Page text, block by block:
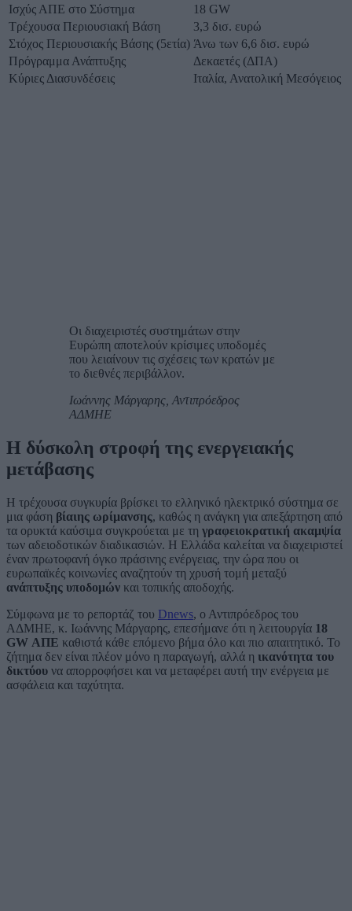
Ισχύς ΑΠΕ στο Σύστημα
18 GW
Τρέχουσα Περιουσιακή Βάση
3,3 δισ. ευρώ
Στόχος Περιουσιακής Βάσης (5ετία) Άνω των 6,6 δισ. ευρώ
Πρόγραμμα Ανάπτυξης
Δεκαετές (ΔΠΑ)
Κύριες Διασυνδέσεις
Ιταλία, Ανατολική Μεσόγειος
Οι διαχειριστές συστημάτων στην
Ευρώπη αποτελούν κρίσιμες υποδομές
που λειαίνουν τις σχέσεις των κρατών με
το διεθνές περιβάλλον.
Ιωάννης Μάργαρης, Αντιπρόεδρος
ΑΔΜΗΕ
Η δύσκολη στροφή της ενεργειακής
μετάβασης
Η τρέχουσα συγκυρία βρίσκει το ελληνικό ηλεκτρικό σύστημα σε
μια φάση βίαιης ωρίμανσης, καθώς η ανάγκη για απεξάρτηση από
τα ορυκτά καύσιμα συγκρούεται με τη γραφειοκρατική ακαμψία
των αδειοδοτικών διαδικασιών. Η Ελλάδα καλείται να διαχειριστεί
έναν πρωτοφανή όγκο πράσινης ενέργειας, την ώρα που οι
ευρωπαϊκές κοινωνίες αναζητούν τη χρυσή τομή μεταξύ
ανάπτυξης υποδομών και τοπικής αποδοχής.
Σύμφωνα με το ρεπορτάζ του Dnews, ο Αντιπρόεδρος του
ΑΔΜΗΕ, κ. Ιωάννης Μάργαρης, επεσήμανε ότι η λειτουργία 18
GW ΑΠΕ καθιστά κάθε επόμενο βήμα όλο και πιο απαιτητικό. Το
ζήτημα δεν είναι πλέον μόνο η παραγωγή, αλλά η ικανότητα του
δικτύου να απορροφήσει και να μεταφέρει αυτή την ενέργεια με
ασφάλεια και ταχύτητα.